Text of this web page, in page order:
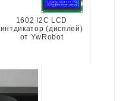
1602 I2C LCD
интдикатор (дисплей)
от YwRobot